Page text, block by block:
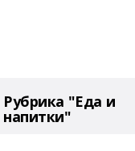
Рубрика "Еда и
напитки"